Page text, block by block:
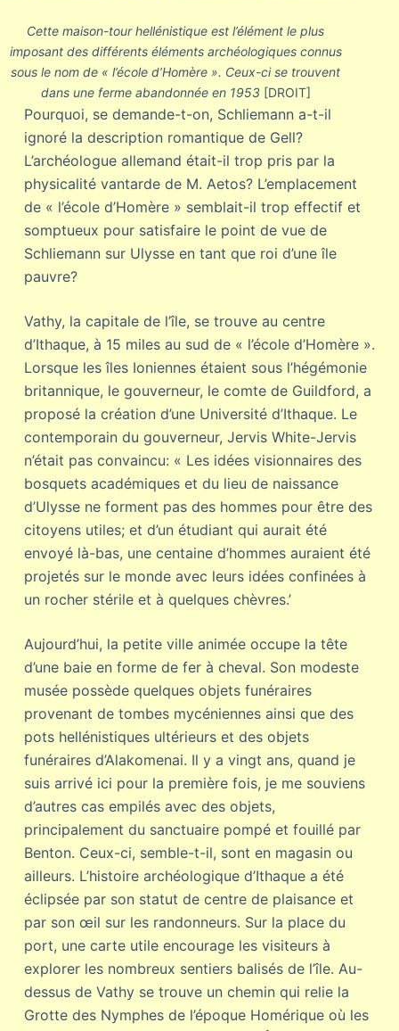
Cette maison-tour hellénistique est l’élément le plus
imposant des différents éléments archéologiques connus
sous le nom de « l’école d’Homère ». Ceux-ci se trouvent
dans une ferme abandonnée en 1953 [DROIT]
Pourquoi, se demande-t-on, Schliemann a-t-il
ignoré la description romantique de Gell?
L’archéologue allemand était-il trop pris par la
physicalité vantarde de M. Aetos? L’emplacement
de « l’école d’Homère » semblait-il trop effectif et
somptueux pour satisfaire le point de vue de
Schliemann sur Ulysse en tant que roi d’une île
pauvre?
Vathy, la capitale de l’île, se trouve au centre
d’Ithaque, à 15 miles au sud de « l’école d’Homère ».
Lorsque les îles Ioniennes étaient sous l’hégémonie
britannique, le gouverneur, le comte de Guildford, a
proposé la création d’une Université d’Ithaque. Le
contemporain du gouverneur, Jervis White-Jervis
n’était pas convaincu: « Les idées visionnaires des
bosquets académiques et du lieu de naissance
d’Ulysse ne forment pas des hommes pour être des
citoyens utiles; et d’un étudiant qui aurait été
envoyé là-bas, une centaine d’hommes auraient été
projetés sur le monde avec leurs idées confinées à
un rocher stérile et à quelques chèvres.’
Aujourd’hui, la petite ville animée occupe la tête
d’une baie en forme de fer à cheval. Son modeste
musée possède quelques objets funéraires
provenant de tombes mycéniennes ainsi que des
pots hellénistiques ultérieurs et des objets
funéraires d’Alakomenai. Il y a vingt ans, quand je
suis arrivé ici pour la première fois, je me souviens
d’autres cas empilés avec des objets,
principalement du sanctuaire pompé et fouillé par
Benton. Ceux-ci, semble-t-il, sont en magasin ou
ailleurs. L’histoire archéologique d’Ithaque a été
éclipsée par son statut de centre de plaisance et
par son œil sur les randonneurs. Sur la place du
port, une carte utile encourage les visiteurs à
explorer les nombreux sentiers balisés de l’île. Au-
dessus de Vathy se trouve un chemin qui relie la
Grotte des Nymphes de l’époque Homérique où les